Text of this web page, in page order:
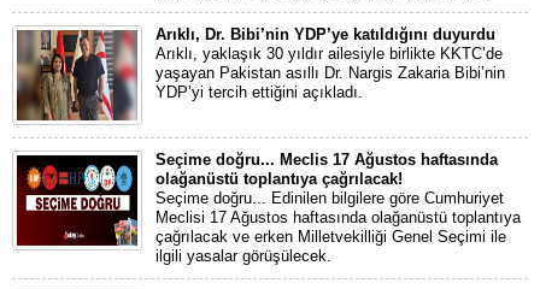
Arıklı, Dr. Bibi’nin YDP’ye katıldığını duyurdu
Arıklı, yaklaşık 30 yıldır ailesiyle birlikte KKTC’de
yaşayan Pakistan asıllı Dr. Nargis Zakaria Bibi’nin
YDP’yi tercih ettiğini açıkladı.
Seçime doğru... Meclis 17 Ağustos haftasında
olağanüstü toplantıya çağrılacak!
Seçime doğru... Edinilen bilgilere göre Cumhuriyet
Meclisi 17 Ağustos haftasında olağanüstü toplantıya
çağrılacak ve erken Milletvekilliği Genel Seçimi ile
ilgili yasalar görüşülecek.